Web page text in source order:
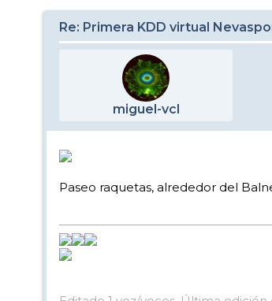
Re: Primera KDD virtual
miguel-vcl
Paseo raquetas, alrededor del